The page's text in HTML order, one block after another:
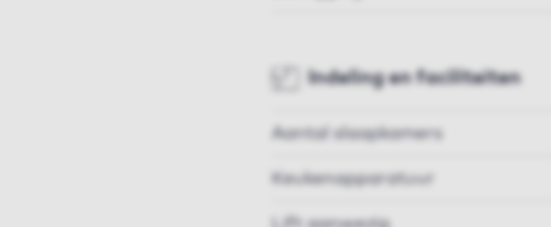
Indeling en faciliteiten
Aantal slaapkamers
Keukenapparatuur